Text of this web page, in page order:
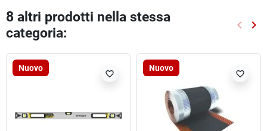
8 altri prodotti nella stessa
categoria:
keyboard_arrow_left keyboard_arrow_right
Nuovo
favorite_border
Nuovo
favorite_border